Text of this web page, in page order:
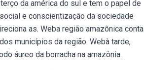
da américa do sul e tem o papel de
e conscientização da sociedade
as. Weba região amazônica conta
municípios da região. Webà tarde,
áureo da borracha na amazônia.